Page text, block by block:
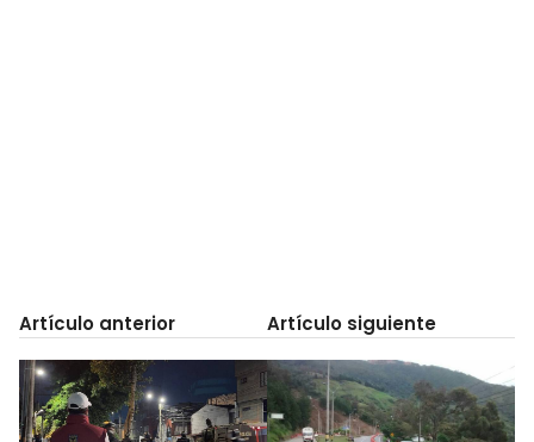
Artículo anterior Artículo siguiente